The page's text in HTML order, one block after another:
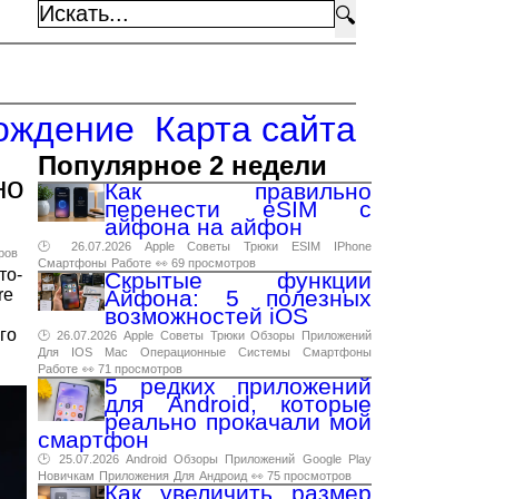
🔍
Карта сайта
Популярное 2 недели
Как правильно
перенести eSIM с
айфона на айфон
🕑 26.07.2026 Apple Советы Трюки ESIM
IPhone
Смартфоны Работе 👀 69 просмотров
Скрытые функции
Айфона: 5 полезных
возможностей iOS
🕑 26.07.2026 Apple Советы Трюки Обзоры
Приложений
Для
IOS Mac Операционные Системы
Смартфоны
Работе 👀 71 просмотров
5 редких приложений
для Android, которые
реально прокачали мой
смартфон
🕑 25.07.2026 Android Обзоры Приложений Google
Play
Новичкам Приложения Для Андроид 👀 75 просмотров
Как увеличить размер